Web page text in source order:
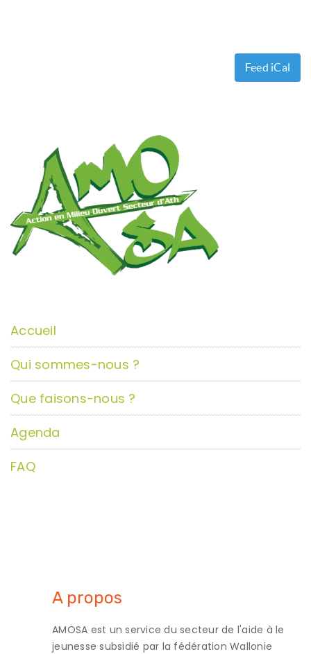
Feed iCal
Accueil
Qui sommes-nous ?
Que faisons-nous ?
Agenda
FAQ
A propos
AMOSA est un service du secteur de l'aide à le
jeunesse subsidié par la fédération Wallonie